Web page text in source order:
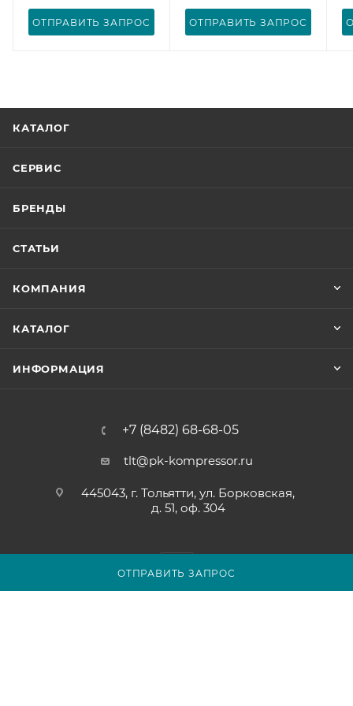
ОТПРАВИТЬ ЗАПРОС
ОТПРАВИТЬ ЗАПРОС ОТПРАВИТЬ ЗАПРОС
КАТАЛОГ
СЕРВИС
БРЕНДЫ
СТАТЬИ
КОМПАНИЯ
КАТАЛОГ
ИНФОРМАЦИЯ
+7 (8482) 68-68-05
tlt@pk-kompressor.ru
445043, г. Тольятти, ул. Борковская,
д. 51, оф. 304